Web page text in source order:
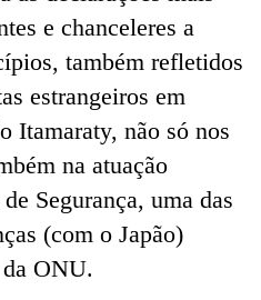
e chanceleres a
também refletidos
estrangeiros em
Itamaraty, não só nos
na atuação
Segurança, uma das
(com o Japão)
ONU.